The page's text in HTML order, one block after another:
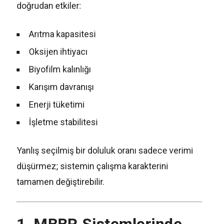
doğrudan etkiler:
Arıtma kapasitesi
Oksijen ihtiyacı
Biyofilm kalınlığı
Karışım davranışı
Enerji tüketimi
İşletme stabilitesi
Yanlış seçilmiş bir doluluk oranı sadece verimi
düşürmez; sistemin çalışma karakterini
tamamen değiştirebilir.